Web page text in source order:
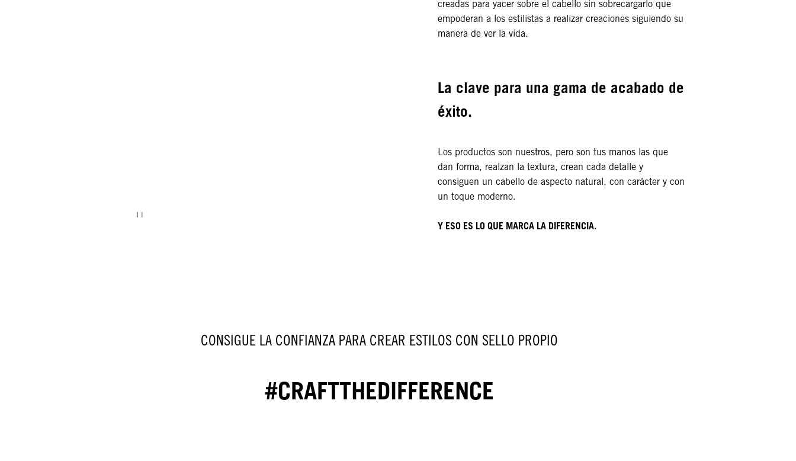
creadas para yacer sobre el cabello sin sobrecargarlo que
empoderan a los estilistas a realizar creaciones siguiendo su
manera de ver la vida.
La clave para una gama de acabado de
éxito.
Los productos son nuestros, pero son tus manos las que
dan forma, realzan la textura, crean cada detalle y
consiguen un cabello de aspecto natural, con carácter y con
un toque moderno.
Y ESO ES LO QUE MARCA LA DIFERENCIA.
CONSIGUE LA CONFIANZA PARA CREAR ESTILOS CON SELLO PROPIO
#CRAFTTHEDIFFERENCE